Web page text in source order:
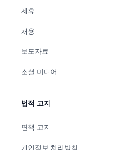
제휴
채용
보도자료
소셜 미디어
법적 고지
면책 고지
개인정보 처리방침